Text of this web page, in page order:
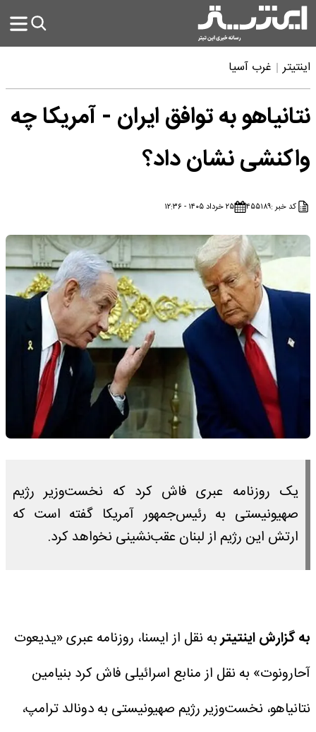
اینتیتر غرب آسیا
نتانیاهو به توافق ایران - آمریکا چه
واکنشی نشان داد؟
کد خبر :۴۵۵۱۸۹ ۲۵ خرداد ۱۴۰۵ - ۱۲:۳۶
یک روزنامه عبری فاش کرد که نخست‌وزیر رژیم
صهیونیستی به رئیس‌جمهور آمریکا گفته است که
ارتش این رژیم از لبنان عقب‌نشینی نخواهد کرد.
به گزارش اینتیتربه نقل از ایسنا، روزنامه عبری «یدیعوت
آحارونوت» به نقل از منابع اسرائیلی فاش کرد بنیامین
نتانیاهو، نخست‌وزیر رژیم صهیونیستی به دونالد ترامپ،